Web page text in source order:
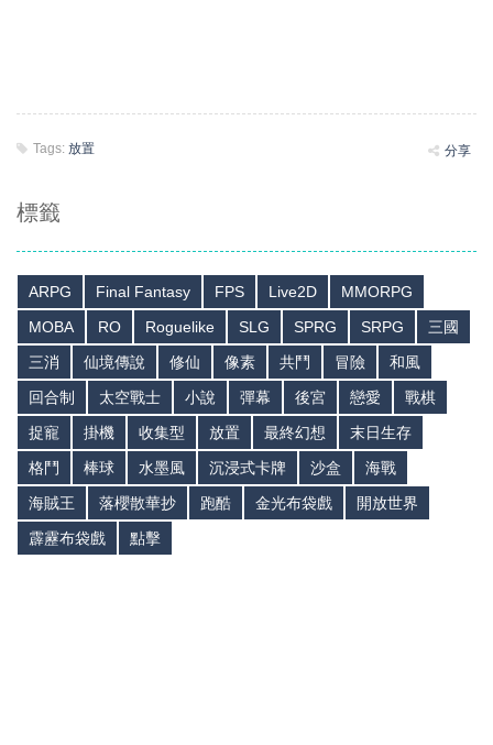
Tags: 放置 分享
標籤
ARPG Final Fantasy FPS Live2D
MMORPG
MOBA
RO Roguelike SLG SPRG SRPG
三國
三消
仙境傳說 修仙 像素 共鬥 冒險
和風
回合制
太空戰士 小說 彈幕 後宮 戀愛
戰棋
捉寵
掛機 收集型 放置 最終幻想
末日生存
格鬥
棒球 水墨風 沉浸式卡牌 沙盒
海戰
海賊王
落櫻散華抄 跑酷 金光布袋戲
開放世界
霹靂布袋戲
點擊